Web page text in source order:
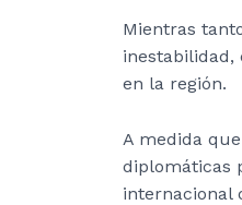
Mientras
inestabilidad,
en la región.
A medida
diplomáticas
internacional